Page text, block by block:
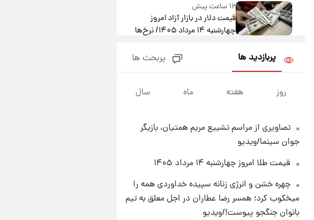
۱۲ ساعت پیش
قیمت دلار در بازار آزاد امروز
چهارشنبه ۱۴ مرداد ۱۴۰۵/ نرخ‌ها
علی مطهری: اجرای کامل
تفاهم‌نامه اسلام‌آباد، پیروزی
بزرگ‌تری برای ایران است
۱۲ ساعت پیش
سیلی محکمی به صورت ترامپ زد»
۱۳ ساعت پیش
۱۴ مرداد ۱۴۰۵/کاهش قیمت طلا
و سکه
قیمت بیت‌کوین و اتریوم امروز
چهارشنبه ۱۴ مرداد
پربازدید ها پربحث ها
روز هفته ماه سال
تصاویری از مراسم تشییع مریم همتیان، بازیگر
جوان سینما/ویدیو
قیمت طلا امروز چهارشنبه ۱۴ مرداد ۱۴۰۵
چهره خشن و انرژی زنانه سپیده خداوردی همه را
میخکوب کرد؛ همسر رضا عطاران در اجل معلق به تیم
بانوان جنگجو پیوست!/ویدیو